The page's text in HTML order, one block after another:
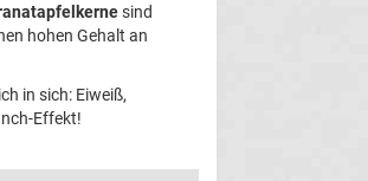
sind
hohen Gehalt an
in sich: Eiweiß,
Effekt!